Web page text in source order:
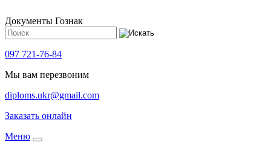
Документы Гознак
097 721-76-84
Мы вам перезвоним
diploms.ukr@gmail.com
Заказать онлайн
Meню